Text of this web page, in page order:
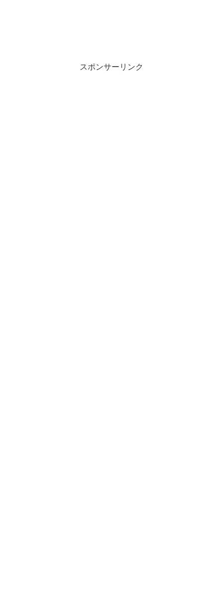
スポンサーリンク